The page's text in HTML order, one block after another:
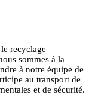
recyclage
sommes à la
à notre équipe de
au transport de
et de sécurité.